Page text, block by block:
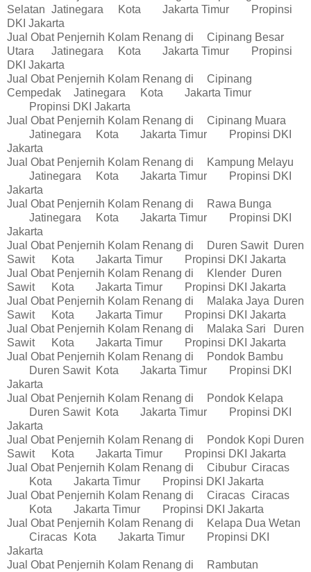
Selatan Jatinegara Kota Jakarta Timur
Propinsi
DKI Jakarta
Jual Obat Penjernih Kolam Renang di
Cipinang Besar
Utara
Jatinegara Kota Jakarta Timur
Propinsi
DKI Jakarta
Jual Obat Penjernih Kolam Renang di
Cipinang
Cempedak
Jatinegara Kota
Jakarta Timur
Propinsi DKI Jakarta
Jual Obat Penjernih Kolam Renang di
Cipinang Muara
Jatinegara
Kota Jakarta Timur
Propinsi DKI
Jakarta
Jual Obat Penjernih Kolam Renang di
Kampung Melayu
Jatinegara
Kota Jakarta Timur
Propinsi DKI
Jakarta
Jual Obat Penjernih Kolam Renang di
Rawa Bunga
Jatinegara
Kota Jakarta Timur
Propinsi DKI
Jakarta
Jual Obat Penjernih Kolam Renang di
Duren Sawit Duren
Sawit
Kota Jakarta Timur
Propinsi DKI Jakarta
Jual Obat Penjernih Kolam Renang di
Klender Duren
Sawit
Kota Jakarta Timur
Propinsi DKI Jakarta
Jual Obat Penjernih Kolam Renang di
Malaka Jaya Duren
Sawit
Kota Jakarta Timur
Propinsi DKI Jakarta
Jual Obat Penjernih Kolam Renang di
Malaka Sari
Duren
Sawit
Kota Jakarta Timur
Propinsi DKI Jakarta
Jual Obat Penjernih Kolam Renang di
Pondok Bambu
Duren Sawit Kota Jakarta Timur
Propinsi DKI
Jakarta
Jual Obat Penjernih Kolam Renang di
Pondok Kelapa
Duren Sawit Kota Jakarta Timur
Propinsi DKI
Jakarta
Jual Obat Penjernih Kolam Renang di
Pondok Kopi Duren
Sawit
Kota Jakarta Timur
Propinsi DKI Jakarta
Jual Obat Penjernih Kolam Renang di
Cibubur Ciracas
Kota
Jakarta Timur
Propinsi DKI Jakarta
Jual Obat Penjernih Kolam Renang di
Ciracas Ciracas
Kota
Jakarta Timur
Propinsi DKI Jakarta
Jual Obat Penjernih Kolam Renang di
Kelapa Dua Wetan
Ciracas
Kota Jakarta Timur
Propinsi DKI
Jakarta
Jual Obat Penjernih Kolam Renang di
Rambutan